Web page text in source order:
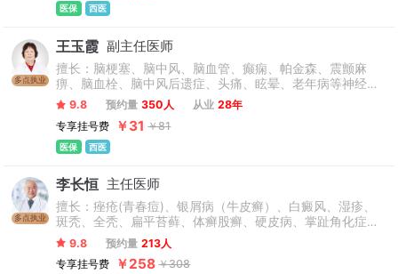
医保 西医
多点执业
王玉霞 副主任医师
擅长：脑梗塞、脑中风、脑血管、癫痫、帕金森、震颤麻
痹、脑血栓、脑中风后遗症、头痛、眩晕、老年病等神经内
科常见病和疑难杂症的诊治。
9.8 预约量 350人 从业 28年
专享挂号费
￥31 ￥81
医保 西医
多点执业
李长恒 主任医师
擅长：痤疮(青春痘)、银屑病（牛皮癣）、白癜风、湿疹、
斑秃、全秃、扁平苔藓、体癣股癣、硬皮病、掌趾角化症、
血管炎、扁平疣、寻常疣、鱼鳞病及毛周角化症等各种皮肤
病及皮肤方面疑难杂症。
9.8 预约量 213人
专享挂号费
￥258 ￥308